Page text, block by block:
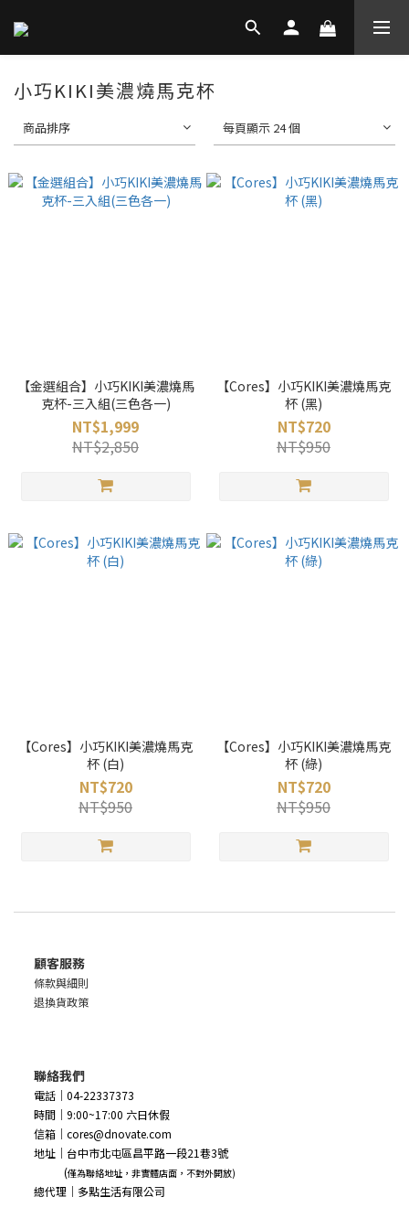
小巧KIKI美濃燒馬克杯
商品排序 每頁顯示 24 個
【金選組合】小巧KIKI美濃燒馬
克杯-三入組(三色各一)
NT$1,999
NT$2,850
【Cores】小巧KIKI美濃燒馬克
杯 (黑)
NT$720
NT$950
【Cores】小巧KIKI美濃燒馬克
杯 (白)
NT$720
NT$950
【Cores】小巧KIKI美濃燒馬克
杯 (綠)
NT$720
NT$950
顧客服務
條款與細則
退換貨政策
聯絡我們
電話｜04-22337373
時間｜9:00~17:00 六日休假
信箱｜cores@dnovate.com
地址｜台中市北屯區昌平路一段21巷3號
(僅為聯絡地址，非實體店面，不對外開放)
總代理｜多點生活有限公司